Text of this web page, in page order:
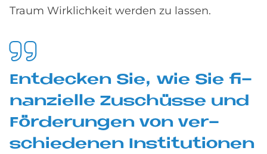
Traum Wirklichkeit werden zu lassen.
Ent­decken Sie, wie Sie fi­
nan­zi­el­le Zu­schüs­se und
För­de­run­gen von ver­
schie­de­nen In­sti­tu­tio­nen